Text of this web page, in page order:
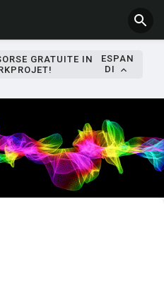
GRATUITE IN
ESPAN
DI